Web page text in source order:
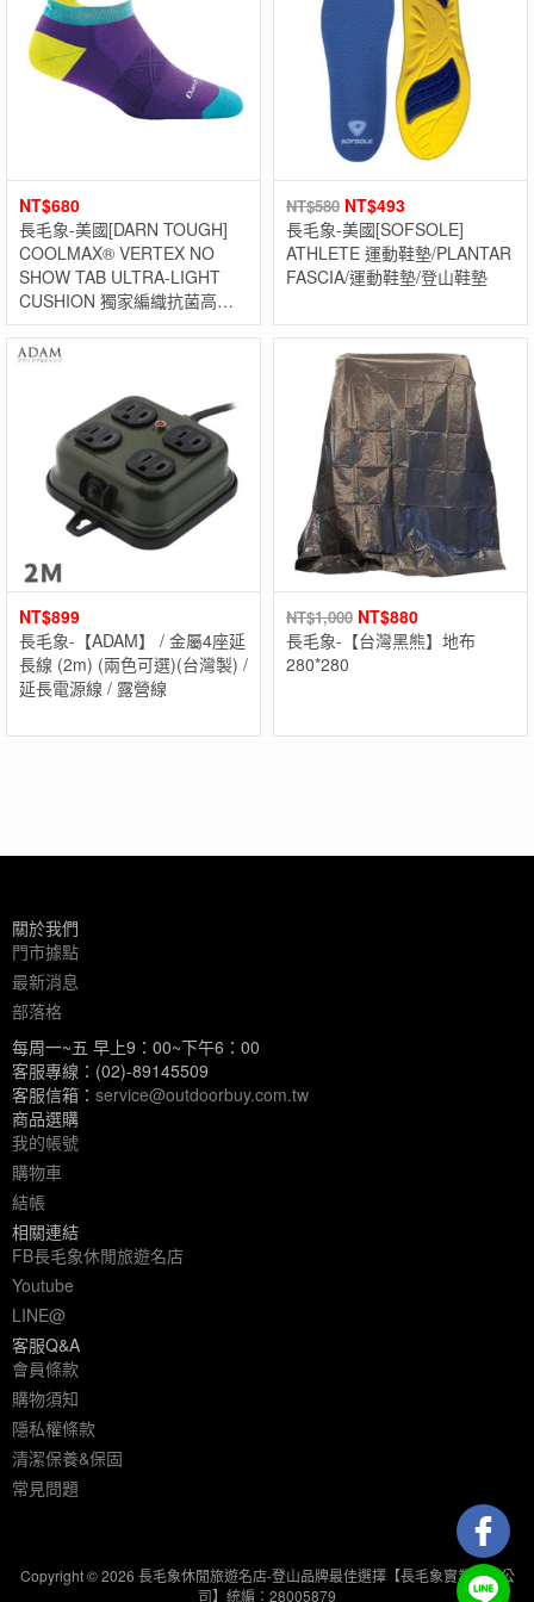
NT$680
長毛象-美國[DARN TOUGH]
COOLMAX® VERTEX NO
SHOW TAB ULTRA-LIGHT
CUSHION 獨家編織抗菌高透
氣超薄底襪(單雙) 美國製
NT$580 NT$493
長毛象-美國[SOFSOLE]
ATHLETE 運動鞋墊/PLANTAR
FASCIA/運動鞋墊/登山鞋墊
NT$899
長毛象-【ADAM】 / 金屬4座延
長線 (2m) (兩色可選)(台灣製) /
延長電源線 / 露營線
NT$1,000 NT$880
長毛象-【台灣黑熊】地布
280*280
關於我們
門市據點
最新消息
部落格
每周一~五 早上9：00~下午6：00
客服專線：(02)-89145509
客服信箱： service@outdoorbuy.com.tw
商品選購
我的帳號
購物車
結帳
相關連結
FB長毛象休閒旅遊名店
Youtube
LINE@
客服Q&A
會員條款
購物須知
隱私權條款
清潔保養&保固
常見問題
Copyright © 2026 長毛象休閒旅遊名店-登山品牌最佳選擇【長毛象實業有限公
司】統編：28005879